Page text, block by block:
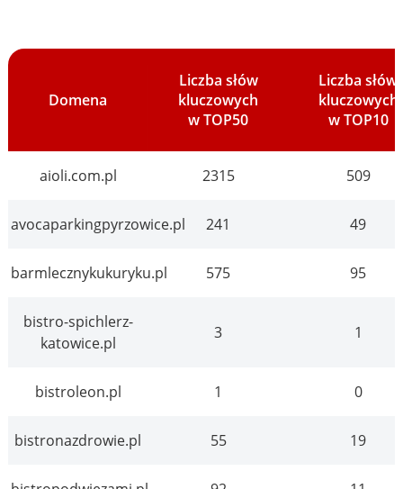
Domena
Liczba słów
kluczowych
w TOP50
Liczba słów
kluczowych
w TOP10
aioli.com.pl 2315 509
avocaparkingpyrzowice.pl 241 49
barmlecznykukuryku.pl 575 95
bistro-spichlerz-
katowice.pl
3 1
bistroleon.pl 1 0
bistronazdrowie.pl 55 19